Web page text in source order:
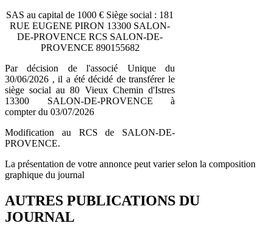
SAS au capital de 1000 € Siège social : 181
RUE EUGENE PIRON 13300 SALON-
DE-PROVENCE RCS SALON-DE-
PROVENCE 890155682
Par décision de l'associé Unique du
30/06/2026 , il a été décidé de transférer le
siège social au 80 Vieux Chemin d'Istres
13300 SALON-DE-PROVENCE à
compter du 03/07/2026
Modification au RCS de SALON-DE-
PROVENCE.
La présentation de votre annonce peut varier selon la composition
graphique du journal
AUTRES PUBLICATIONS DU
JOURNAL